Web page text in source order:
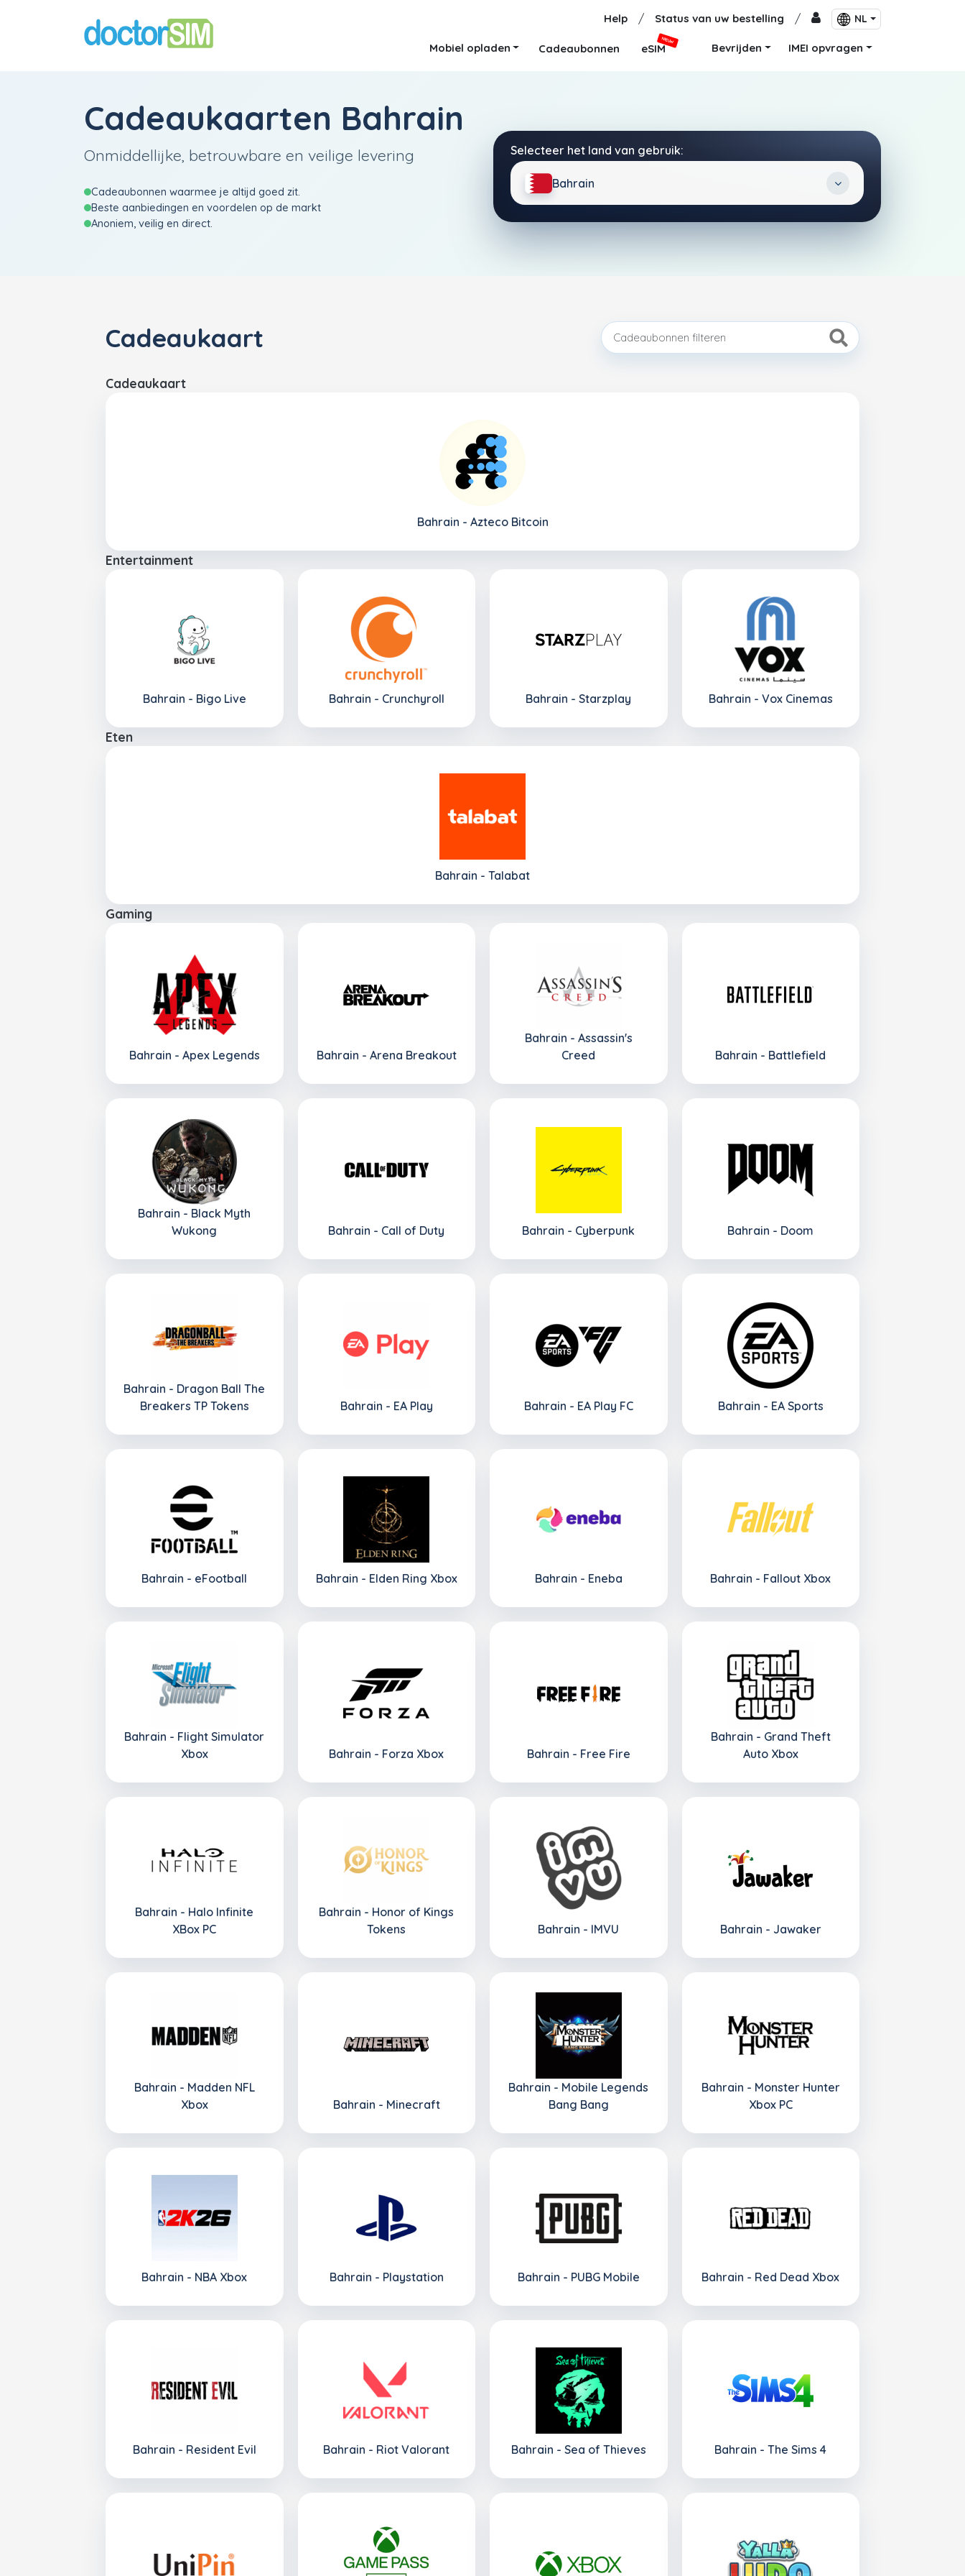
Help / Status van uw bestelling / NL
Mobiel opladen Cadeaubonnen eSIM
NIEUW
Bevrijden IMEI opvragen
Cadeaukaarten Bahrain
Onmiddellijke, betrouwbare en veilige levering
Cadeaubonnen waarmee je altijd goed zit.
Beste aanbiedingen en voordelen op de markt
Anoniem, veilig en direct.
Selecteer het land van gebruik:
Bahrain
Cadeaukaart
Cadeaukaart
Bahrain - Azteco Bitcoin
Entertainment
Bahrain - Bigo Live Bahrain - Crunchyroll Bahrain - Starzplay Bahrain - Vox Cinemas
Eten
Bahrain - Talabat
Gaming
Bahrain - Apex Legends Bahrain - Arena Breakout
Bahrain - Assassin's
Creed
Bahrain - Battlefield
Bahrain - Black Myth
Wukong
Bahrain - Call of Duty Bahrain - Cyberpunk Bahrain - Doom
Bahrain - Dragon Ball The
Breakers TP Tokens
Bahrain - EA Play Bahrain - EA Play FC Bahrain - EA Sports
Bahrain - eFootball Bahrain - Elden Ring Xbox Bahrain - Eneba Bahrain - Fallout Xbox
Bahrain - Flight Simulator
Xbox
Bahrain - Forza Xbox Bahrain - Free Fire
Bahrain - Grand Theft
Auto Xbox
Bahrain - Halo Infinite
XBox PC
Bahrain - Honor of Kings
Tokens
Bahrain - IMVU Bahrain - Jawaker
Bahrain - Madden NFL
Xbox
Bahrain - Minecraft
Bahrain - Mobile Legends
Bang Bang
Bahrain - Monster Hunter
Xbox PC
Bahrain - NBA Xbox Bahrain - Playstation Bahrain - PUBG Mobile Bahrain - Red Dead Xbox
Bahrain - Resident Evil Bahrain - Riot Valorant Bahrain - Sea of Thieves Bahrain - The Sims 4